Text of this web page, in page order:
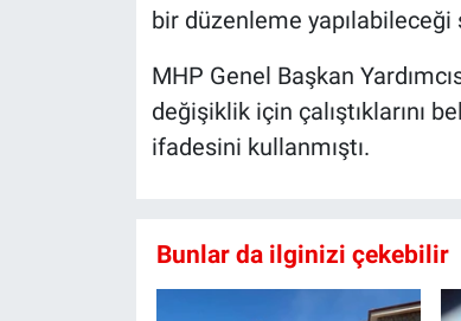
bir düzenleme
MHP Genel Başkan
değişiklik için çalıştıklarını
ifadesini kullanmıştı.
Bunlar da ilginizi çekebilir